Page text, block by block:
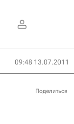
09:48 13.07.2011
Поделиться